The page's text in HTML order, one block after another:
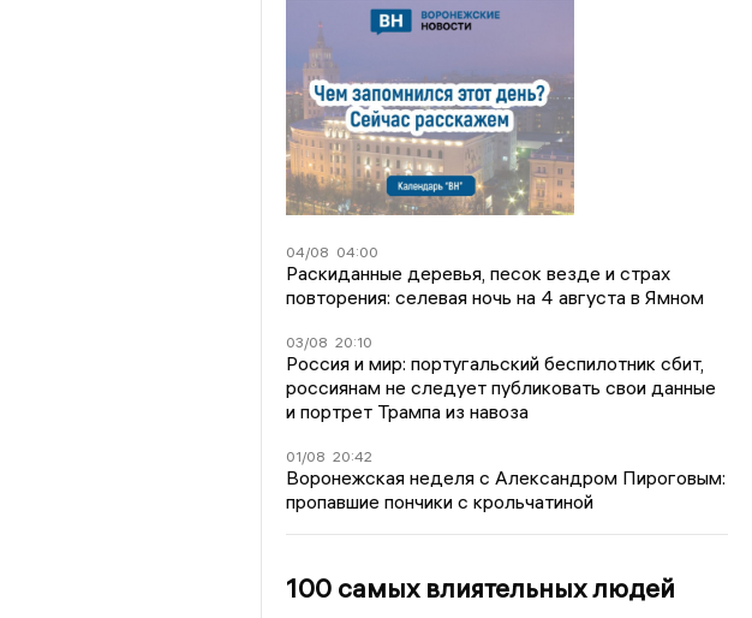
04/08 04:00
Раскиданные деревья, песок везде и страх
повторения: селевая ночь на 4 августа в Ямном
03/08 20:10
Россия и мир: португальский беспилотник сбит,
россиянам не следует публиковать свои данные
и портрет Трампа из навоза
01/08 20:42
Воронежская неделя с Александром Пироговым:
пропавшие пончики с крольчатиной
100 самых влиятельных людей